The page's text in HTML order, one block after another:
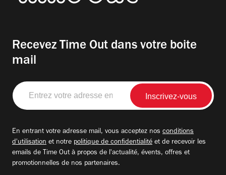
Recevez Time Out dans votre boite
mail
Entrez
votre
adresse
En entrant votre adresse mail, vous acceptez nos conditions
d'utilisation et notre politique de confidentialité et de recevoir les
emails de Time Out à propos de l'actualité, évents, offres et
promotionnelles de nos partenaires.